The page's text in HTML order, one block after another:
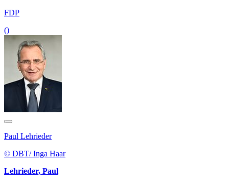
FDP
()
Paul Lehrieder
© DBT/ Inga Haar
Lehrieder, Paul